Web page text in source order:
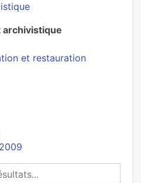
et restauration